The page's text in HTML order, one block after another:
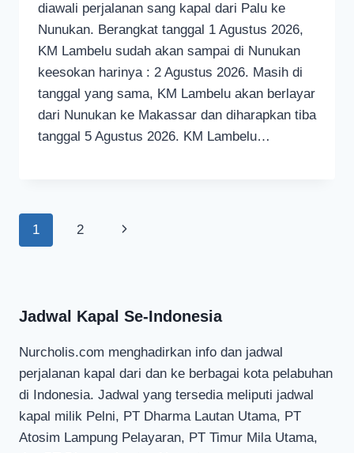
diawali perjalanan sang kapal dari Palu ke
Nunukan. Berangkat tanggal 1 Agustus 2026,
KM Lambelu sudah akan sampai di Nunukan
keesokan harinya : 2 Agustus 2026. Masih di
tanggal yang sama, KM Lambelu akan berlayar
dari Nunukan ke Makassar dan diharapkan tiba
tanggal 5 Agustus 2026. KM Lambelu…
Page
1 2
Next
Jadwal Kapal Se-Indonesia
Nurcholis.com menghadirkan info dan jadwal
perjalanan kapal dari dan ke berbagai kota pelabuhan
di Indonesia. Jadwal yang tersedia meliputi jadwal
kapal milik Pelni, PT Dharma Lautan Utama, PT
Atosim Lampung Pelayaran, PT Timur Mila Utama,